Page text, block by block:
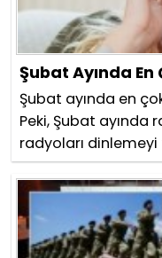
Şubat Ayında
Şubat ayında en
Peki, Şubat ayında
radyoları